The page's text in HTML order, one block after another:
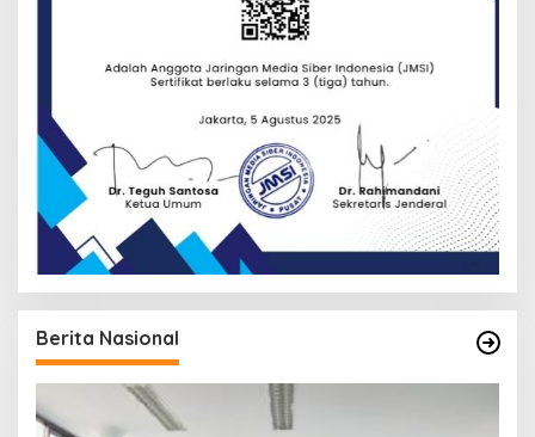
Berita Nasional